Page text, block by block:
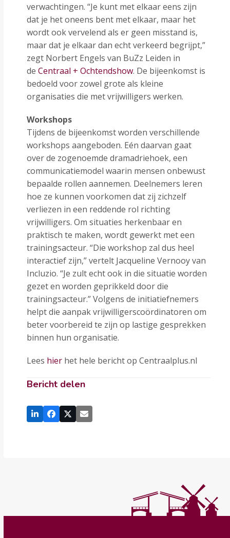
verwachtingen. “Je kunt met elkaar eens zijn
dat je het oneens bent met elkaar, maar het
wordt ook vervelend als er geen misstand is,
maar dat je elkaar dan echt verkeerd begrijpt,”
zegt Norbert Engels van BuZz Leiden in
deCentraal + Ochtendshow. De bijeenkomst is
bedoeld voor zowel grote als kleine
organisaties die met vrijwilligers werken.
Workshops
Tijdens de bijeenkomst worden verschillende
workshops aangeboden. Eén daarvan gaat
over de zogenoemde dramadriehoek, een
communicatiemodel waarin mensen onbewust
bepaalde rollen aannemen. Deelnemers leren
hoe ze kunnen voorkomen dat zij zichzelf
verliezen in een reddende rol richting
vrijwilligers. Om situaties herkenbaar en
praktisch te maken, wordt gewerkt met een
trainingsacteur. “Die workshop zal dus heel
interactief zijn,” vertelt Jacqueline Vernooy van
Incluzio. “Je zult echt ook in die situatie worden
gezet en worden geprikkeld door die
trainingsacteur.” Volgens de initiatiefnemers
helpt die aanpak vrijwilligerscoördinatoren om
beter voorbereid te zijn op lastige gesprekken
binnen hun organisatie.
Lees hier het hele bericht op Centraalplus.nl
Bericht delen